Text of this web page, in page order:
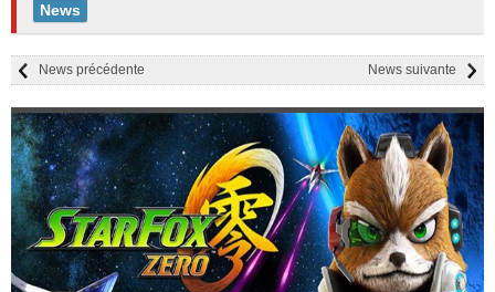
News
News suivante
News précédente